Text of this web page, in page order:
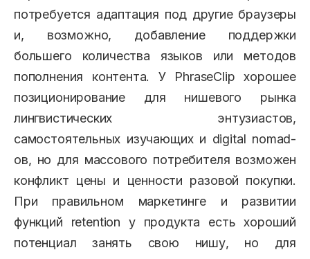
потребуется адаптация под другие браузеры
и, возможно, добавление поддержки
большего количества языков или методов
пополнения контента. У PhraseClip хорошее
позиционирование для нишевого рынка
лингвистических энтузиастов,
самостоятельных изучающих и digital nomad-
ов, но для массового потребителя возможен
конфликт цены и ценности разовой покупки.
При правильном маркетинге и развитии
функций retention у продукта есть хороший
потенциал занять свою нишу, но для